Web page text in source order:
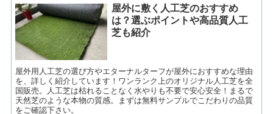
屋外に敷く人工芝のおすすめ
は？選ぶポイントや高品質人工
芝も紹介
屋外用人工芝の選び方やエターナルターフが屋外におすすめな理由
を、詳しく紹介しています！ワンランク上のオリジナル人工芝を全
国販売。人工芝は枯れることなく水やりも不要で安心安全！まるで
天然芝のような本物の質感。まずは無料サンプルでこだわりの品質
をご確認下さい。